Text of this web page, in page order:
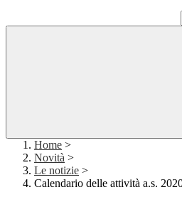
Home >
Novità >
Le notizie >
Calendario delle attività a.s.